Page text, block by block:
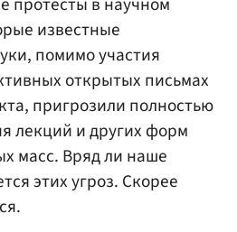
известные
помимо участия
открытых письмах
пригрозили полностью
лекций и других форм
масс. Вряд ли наше
этих угроз. Скорее